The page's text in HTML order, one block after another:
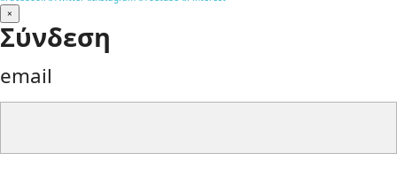
×
Σύνδεση
email